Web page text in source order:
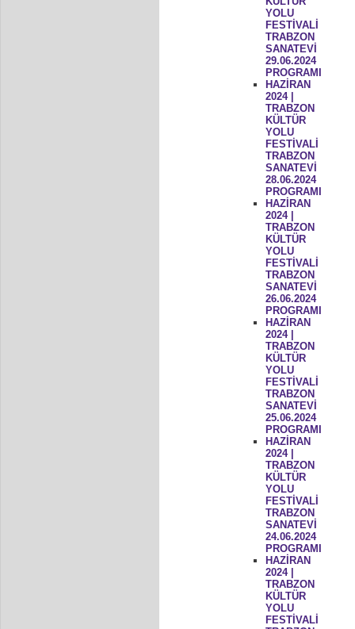
YOLU
FESTİVALİ
TRABZON
SANATEVİ
29.06.2024
PROGRAMI
HAZİRAN
2024 |
TRABZON
KÜLTÜR
YOLU
FESTİVALİ
TRABZON
SANATEVİ
28.06.2024
PROGRAMI
HAZİRAN
2024 |
TRABZON
KÜLTÜR
YOLU
FESTİVALİ
TRABZON
SANATEVİ
26.06.2024
PROGRAMI
HAZİRAN
2024 |
TRABZON
KÜLTÜR
YOLU
FESTİVALİ
TRABZON
SANATEVİ
25.06.2024
PROGRAMI
HAZİRAN
2024 |
TRABZON
KÜLTÜR
YOLU
FESTİVALİ
TRABZON
SANATEVİ
24.06.2024
PROGRAMI
HAZİRAN
2024 |
TRABZON
KÜLTÜR
YOLU
FESTİVALİ